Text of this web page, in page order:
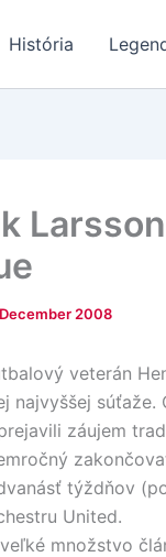
História
2008
veterán
najvyššej
záujem
týždňov
United.
množstvo